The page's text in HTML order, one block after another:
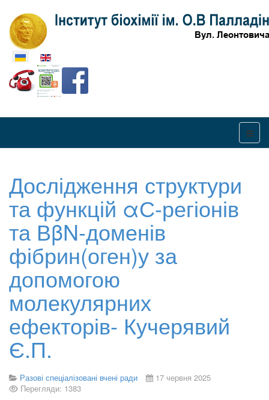
Оберіть свою мову
Дослідження структури
та функцій αС-регіонів
та ВβN-доменів
фібрин(оген)у за
допомогою
молекулярних
ефекторів- Кучерявий
Є.П.
Разові спеціалізовані вчені ради
17 червня 2025
Перегляди: 1383